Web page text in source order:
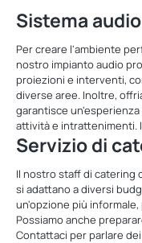
Sistema
Per creare l'ambiente
nostro impianto audio
proiezioni e interventi,
diverse aree. Inoltre,
garantisce
attività e intrattenimenti.
Servizio di
Il nostro staff di catering
si adattano a diversi
un'opzione più
Possiamo anche
Contattaci per parlare